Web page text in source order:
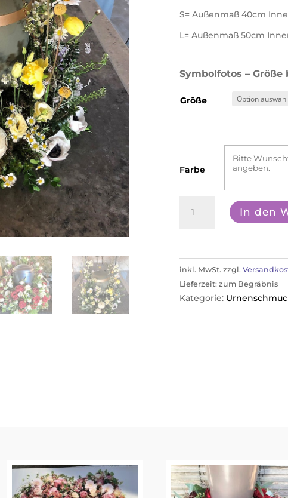
S= Außenmaß 40cm
L= Außenmaß 50cm
Symbolfotos – Größe
Größe
Farbe
locker
Menge
In den
inkl. MwSt. zzgl.
Lieferzeit: zum Begräbnis
Kategorie: